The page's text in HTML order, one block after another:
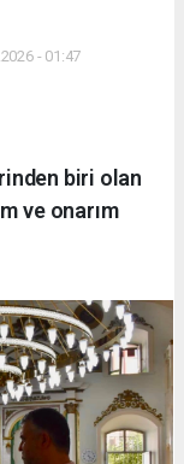
- 01:47
biri olan
ve onarım